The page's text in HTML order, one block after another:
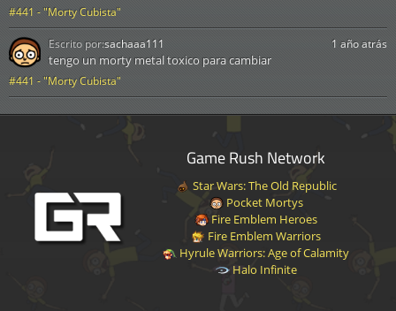
#441 - "Morty Cubista"
#441 - "Morty Cubista"
1 año atrás
tengo un morty metal toxico para cambiar
Escrito por:sachaaa111
Game Rush Network
Star Wars: The Old Republic
Pocket Mortys
Fire Emblem Heroes
Fire Emblem Warriors
Hyrule Warriors: Age of Calamity
Halo Infinite